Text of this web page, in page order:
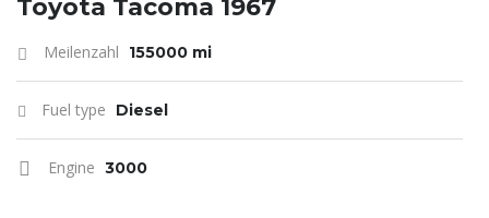
Toyota Tacoma 1967
Meilenzahl 155000 mi
Fuel type Diesel
Engine 3000